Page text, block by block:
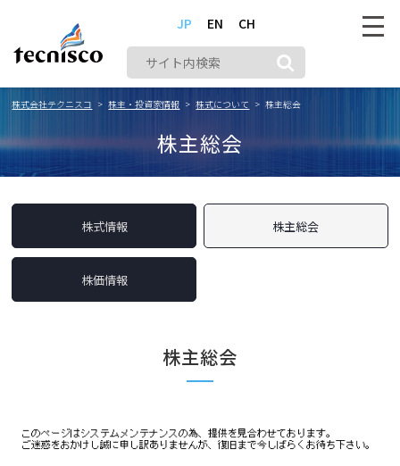
JP EN CH
株式会社テクニスコ 株主・投資家情報 株式について 株主総会
株主総会
株式情報 株主総会
株価情報
株主総会